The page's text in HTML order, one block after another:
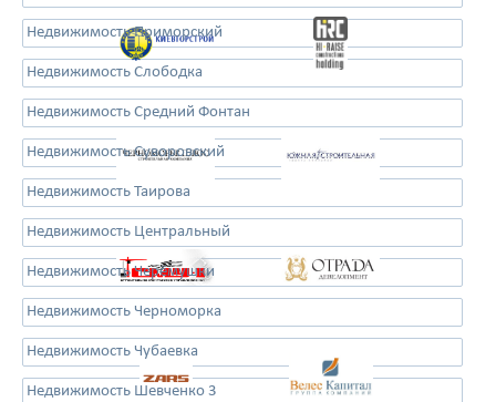
Недвижимость Приморский
Недвижимость Слободка
Недвижимость Средний Фонтан
Недвижимость Суворовский
Недвижимость Таирова
Недвижимость Центральный
Недвижимость Черёмушки
Недвижимость Черноморка
Недвижимость Чубаевка
Недвижимость Шевченко 3